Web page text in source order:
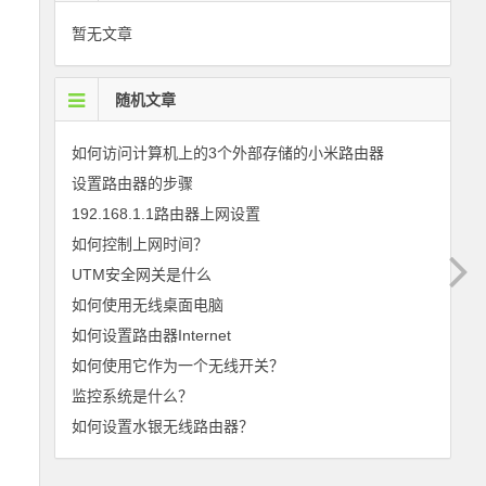
暂无文章
随机文章
如何访问计算机上的3个外部存储的小米路由器
设置路由器的步骤
192.168.1.1路由器上网设置
如何控制上网时间？
UTM安全网关是什么
如何使用无线桌面电脑
如何设置路由器Internet
如何使用它作为一个无线开关？
监控系统是什么？
如何设置水银无线路由器？